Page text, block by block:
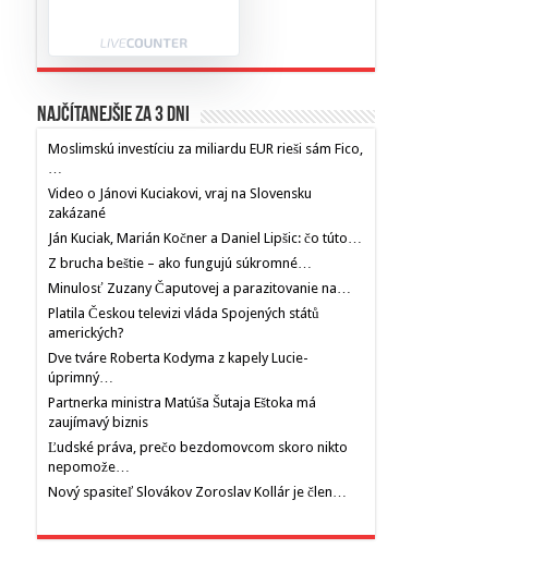
Najčítanejšie za 3 dni
Moslimskú investíciu za miliardu EUR rieši sám Fico,
…
Video o Jánovi Kuciakovi, vraj na Slovensku
zakázané
Ján Kuciak, Marián Kočner a Daniel Lipšic: čo túto…
Z brucha beštie – ako fungujú súkromné…
Minulosť Zuzany Čaputovej a parazitovanie na…
Platila Českou televizi vláda Spojených států
amerických?
Dve tváre Roberta Kodyma z kapely Lucie-
úprimný…
Partnerka ministra Matúša Šutaja Eštoka má
zaujímavý biznis
Ľudské práva, prečo bezdomovcom skoro nikto
nepomože…
Nový spasiteľ Slovákov Zoroslav Kollár je člen…